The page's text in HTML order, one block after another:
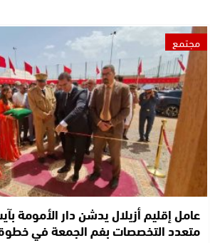
مجتمع
عامل إقليم أزيلال يدشن دار الأمومة
متعدد التخصصات بفم الجمعة في